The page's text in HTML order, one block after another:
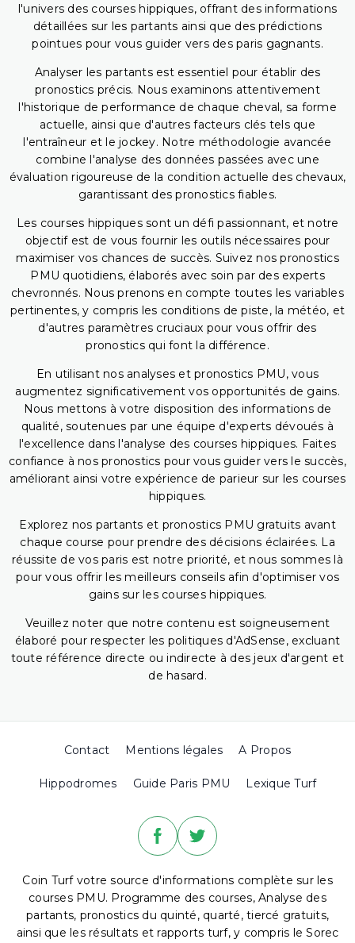
l'univers des courses hippiques, offrant des informations
détaillées sur les partants ainsi que des prédictions
pointues pour vous guider vers des paris gagnants.
Analyser les partants est essentiel pour établir des
pronostics précis. Nous examinons attentivement
l'historique de performance de chaque cheval, sa forme
actuelle, ainsi que d'autres facteurs clés tels que
l'entraîneur et le jockey. Notre méthodologie avancée
combine l'analyse des données passées avec une
évaluation rigoureuse de la condition actuelle des chevaux,
garantissant des pronostics fiables.
Les courses hippiques sont un défi passionnant, et notre
objectif est de vous fournir les outils nécessaires pour
maximiser vos chances de succès. Suivez nos pronostics
PMU quotidiens, élaborés avec soin par des experts
chevronnés. Nous prenons en compte toutes les variables
pertinentes, y compris les conditions de piste, la météo, et
d'autres paramètres cruciaux pour vous offrir des
pronostics qui font la différence.
En utilisant nos analyses et pronostics PMU, vous
augmentez significativement vos opportunités de gains.
Nous mettons à votre disposition des informations de
qualité, soutenues par une équipe d'experts dévoués à
l'excellence dans l'analyse des courses hippiques. Faites
confiance à nos pronostics pour vous guider vers le succès,
améliorant ainsi votre expérience de parieur sur les courses
hippiques.
Explorez nos partants et pronostics PMU gratuits avant
chaque course pour prendre des décisions éclairées. La
réussite de vos paris est notre priorité, et nous sommes là
pour vous offrir les meilleurs conseils afin d'optimiser vos
gains sur les courses hippiques.
Veuillez noter que notre contenu est soigneusement
élaboré pour respecter les politiques d'AdSense, excluant
toute référence directe ou indirecte à des jeux d'argent et
de hasard.
Contact Mentions légales A Propos
Hippodromes Guide Paris PMU Lexique Turf
Coin Turf votre source d'informations complète sur les
courses PMU. Programme des courses, Analyse des
partants, pronostics du quinté, quarté, tiercé gratuits,
ainsi que les résultats et rapports turf, y compris le Sorec